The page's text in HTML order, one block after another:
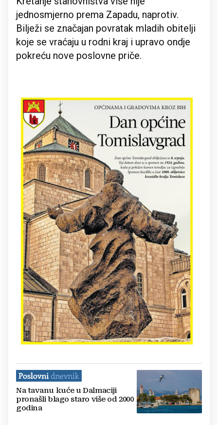
jednosmjerno prema Zapadu, naprotiv.
Bilježi se značajan povratak mladih obitelji
koje se vraćaju u rodni kraj i upravo ondje
pokreću nove poslovne priče.
Na tavanu kuće u Dalmaciji
pronašli blago staro više od 2000
godina